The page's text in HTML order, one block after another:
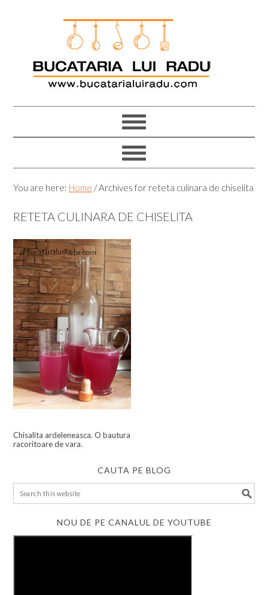
You are here: Home /Archives for reteta culinara de chiselita
RETETA CULINARA DE CHISELITA
Chisalita ardeleneasca. O bautura
racoritoare de vara.
CAUTA PE BLOG
NOU DE PE CANALUL DE YOUTUBE